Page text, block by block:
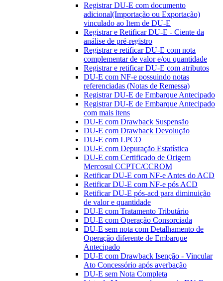
Registrar DU-E com documento
adicional(Importação ou Exportação)
vinculado ao Item de DU-E
Registrar e Retificar DU-E - Ciente da
análise de pré-registro
Registrar e retificar DU-E com nota
complementar de valor e/ou quantidade
Registrar e retificar DU-E com atributos
DU-E com NF-e possuindo notas
referenciadas (Notas de Remessa)
Registrar DU-E de Embarque Antecipado
Registrar DU-E de Embarque Antecipado
com mais itens
DU-E com Drawback Suspensão
DU-E com Drawback Devolução
DU-E com LPCO
DU-E com Depuração Estatística
DU-E com Certificado de Origem
Mercosul CCPTC/CCROM
Retificar DU-E com NF-e Antes do ACD
Retificar DU-E com NF-e pós ACD
Retificar DU-E pós-acd para diminuição
de valor e quantidade
DU-E com Tratamento Tributário
DU-E com Operação Consorciada
DU-E sem nota com Detalhamento de
Operação diferente de Embarque
Antecipado
DU-E com Drawback Isenção - Vincular
Ato Concessório após averbação
DU-E sem Nota Completa